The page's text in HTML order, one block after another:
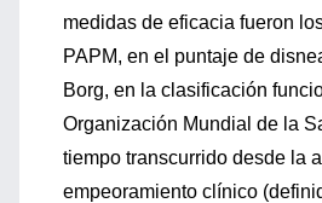
medidas de eficacia fueron
PAPM, en el puntaje de
Borg, en la clasificación
Organización Mundial de la
tiempo transcurrido desde la
empeoramiento clínico